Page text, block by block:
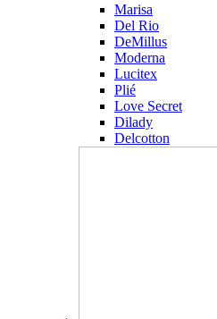
Marisa
Del Rio
DeMillus
Moderna
Lucitex
Plié
Love Secret
Dilady
Delcotton